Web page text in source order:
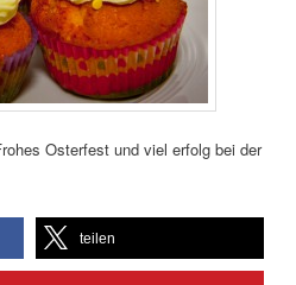
Osterfest und viel erfolg bei der
teilen